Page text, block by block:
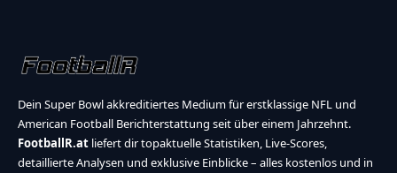
Dein Super Bowl akkreditiertes Medium für erstklassige NFL und
American Football Berichterstattung seit über einem Jahrzehnt.
FootballR.at liefert dir topaktuelle Statistiken, Live-Scores,
detaillierte Analysen und exklusive Einblicke – alles kostenlos und in